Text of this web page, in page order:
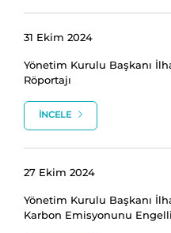
31 Ekim 2024
Yönetim Kurulu Başkanı
Röportajı
İNCELE
27 Ekim 2024
Yönetim Kurulu Başkanı
Karbon Emisyonunu